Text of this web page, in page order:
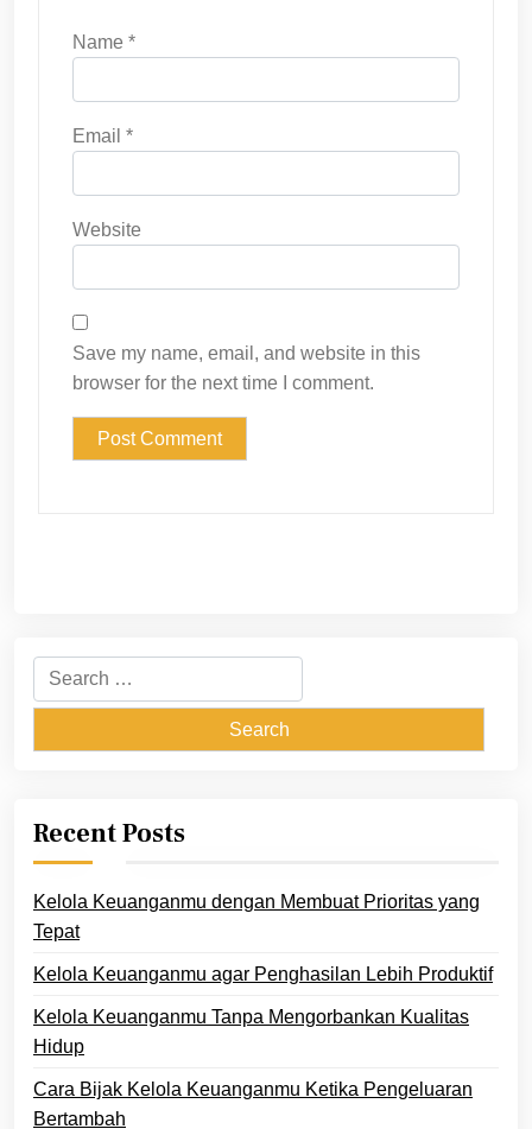
Name *
Email *
Website
Save my name, email, and website in this
browser for the next time I comment.
Search
for:
Recent Posts
Kelola Keuanganmu dengan Membuat Prioritas yang
Tepat
Kelola Keuanganmu agar Penghasilan Lebih Produktif
Kelola Keuanganmu Tanpa Mengorbankan Kualitas
Hidup
Cara Bijak Kelola Keuanganmu Ketika Pengeluaran
Bertambah